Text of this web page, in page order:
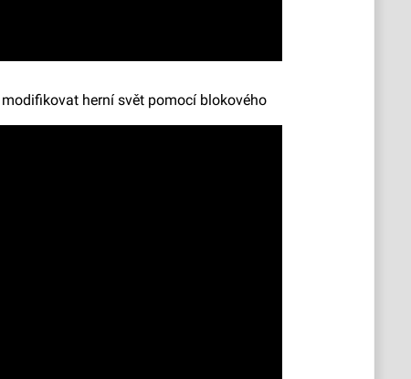
herní svět pomocí blokového